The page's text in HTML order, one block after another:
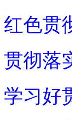
红色贯
贯彻落
学习好